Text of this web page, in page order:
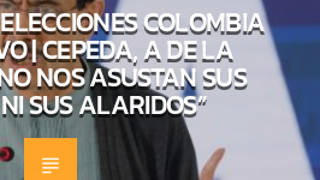
COLOMBIA
| CEPEDA, A DE LA
NOS ASUSTAN SUS
SUS ALARIDOS”